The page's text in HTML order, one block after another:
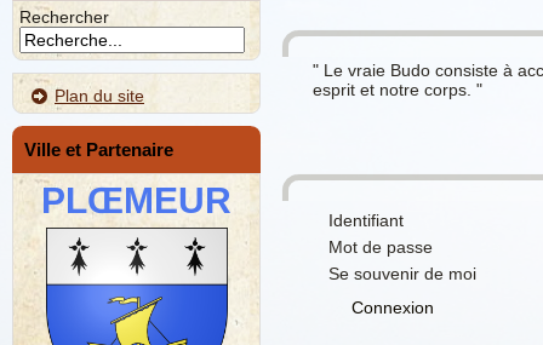
Rechercher
Plan du site
Ville et Partenaire
PLŒMEUR
" Le vraie Budo consiste à
esprit et notre corps. "
Identifiant
Mot de passe
Se souvenir de moi
Connexion